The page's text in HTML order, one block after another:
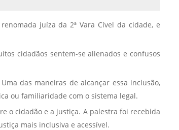
de Botânica
de Informática
Regimento
Institucional URCAMP
juíza da 2ª Vara Cível da cidade, e
cidadãos sentem-se alienados e confusos
das maneiras de alcançar essa inclusão,
ou familiaridade com o sistema legal.
o cidadão e a justiça. A palestra foi recebida
mais inclusiva e acessível.